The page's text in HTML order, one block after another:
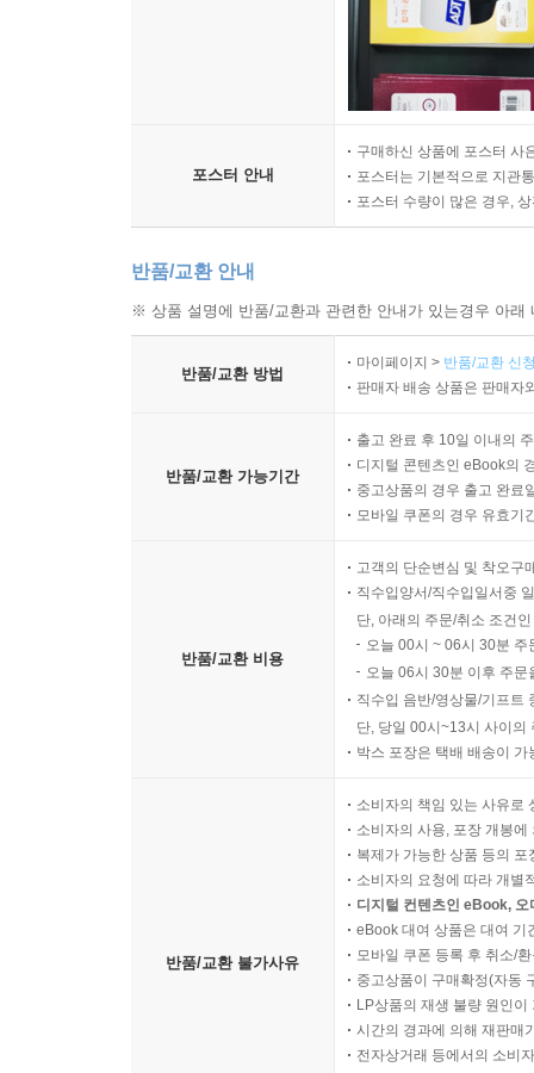
포스터 안내
구매하신 상품에 포스터 사
포스터는 기본적으로 지관
포스터 수량이 많은 경우,
반품/교환 안내
※ 상품 설명에 반품/교환과 관련한 안내가 있는경우 아
반품/교환 방법
마이페이지 > 반품/교환 신
판매자 배송 상품은 판매자
반품/교환 가능기간
출고 완료 후 10일 이내의
디지털 콘텐츠인 eBook의
중고상품의 경우 출고 완료
모바일 쿠폰의 경우 유효기
반품/교환 비용
고객의 단순변심 및 착오구
직수입양서/직수입일서중
단, 아래의 주문/취소 조건
오늘 00시 ~ 06시 30분
오늘 06시 30분 이후 주
직수입 음반/영상물/기프트
단, 당일 00시~13시 사이의
박스 포장은 택배 배송이
반품/교환 불가사유
소비자의 책임 있는 사유로
소비자의 사용, 포장 개봉
복제가 가능한 상품 등의
소비자의 요청에 따라 개별
디지털 컨텐츠인 eBook,
eBook 대여 상품은 대여 기
모바일 쿠폰 등록 후 취소/
중고상품이 구매확정(자동
LP상품의 재생 불량 원인
시간의 경과에 의해 재판매
전자상거래 등에서의 소비